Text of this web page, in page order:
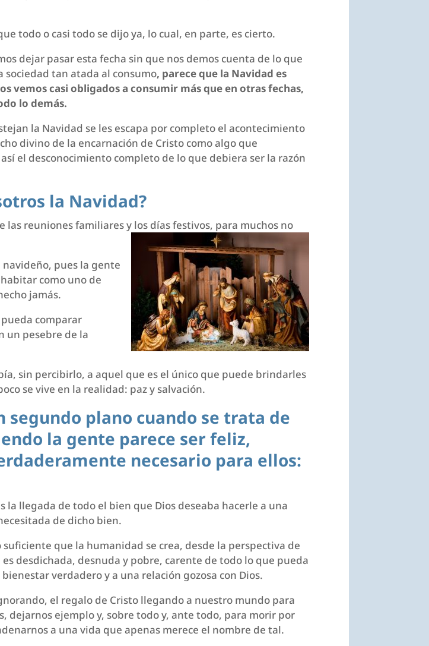
todo o casi todo se dijo ya, lo cual, en parte, es cierto.
dejar pasar esta fecha sin que nos demos cuenta de lo que
sociedad tan atada al consumo, parece que la Navidad es
vemos casi obligados a consumir más que en otras fechas,
lo demás.
la Navidad se les escapa por completo el acontecimiento
divino de la encarnación de Cristo como algo que
el desconocimiento completo de lo que debiera ser la razón
la Navidad?
las reuniones familiares y los días festivos, para muchos no
pues la gente
como uno de
jamás.
comparar
un pesebre de la
sin percibirlo, a aquel que es el único que puede brindarles
se vive en la realidad: paz y salvación.
segundo plano cuando se trata de
la gente parece ser feliz,
necesario para ellos:
la llegada de todo el bien que Dios deseaba hacerle a una
de dicho bien.
suficiente que la humanidad se crea, desde la perspectiva de
desdichada, desnuda y pobre, carente de todo lo que pueda
verdadero y a una relación gozosa con Dios.
el regalo de Cristo llegando a nuestro mundo para
dejarnos ejemplo y, sobre todo y, ante todo, para morir por
a una vida que apenas merece el nombre de tal.